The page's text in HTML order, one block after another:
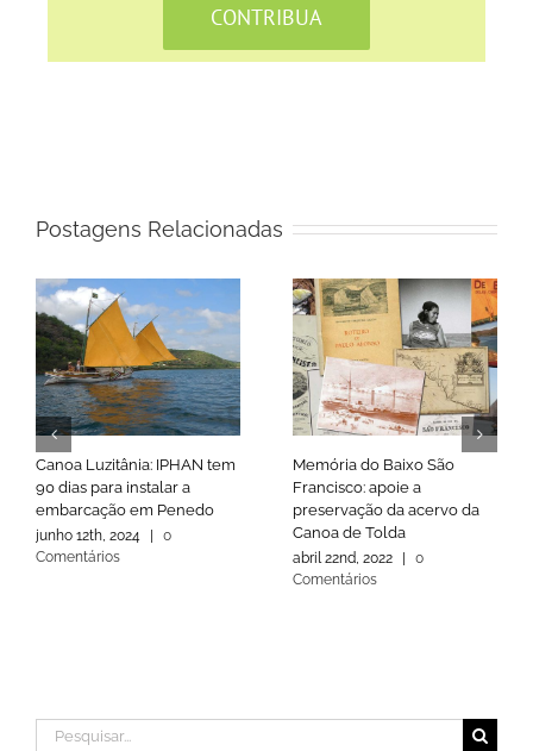
CONTRIBUA
Postagens Relacionadas
Canoa Luzitânia: IPHAN tem
90 dias para instalar a
embarcação em Penedo
junho 12th, 2024 |
0
Comentários
Memória do Baixo São
Francisco: apoie a
preservação da acervo da
Canoa de Tolda
abril 22nd, 2022 |
0
Comentários
Buscar